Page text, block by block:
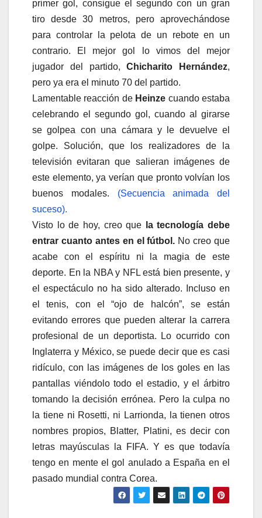
primer gol, consigue el segundo con un gran
tiro desde 30 metros, pero aprovechándose
para controlar la pelota de un rebote en un
contrario. El mejor gol lo vimos del mejor
jugador del partido,Chicharito Hernández,
pero ya era el minuto 70 del partido.
Lamentable reacción de Heinze cuando estaba
celebrando el segundo gol, cuando al girarse
se golpea con una cámara y le devuelve el
golpe. Solución, que los realizadores de la
televisión evitaran que salieran imágenes de
este elemento, ya verían que pronto volvían los
buenos modales. (Secuencia animada del
suceso).
Visto lo de hoy, creo que
la tecnología debe
entrar cuanto antes en el fútbol. No creo que
acabe con el espíritu ni la magia de este
deporte. En la NBA y NFL está bien presente, y
el espectáculo no ha sido alterado. Incluso en
el tenis, con el “ojo de halcón”, se están
evitando errores que pueden alterar la carrera
profesional de un deportista. Lo ocurrido con
Inglaterra y México, se puede decir que es casi
ridículo, con las imágenes de los goles en las
pantallas viéndolo todo el estadio, y el árbitro
tomando la decisión errónea. Pero la culpa no
la tiene ni Rosetti, ni Larrionda, la tienen otros
nombres propios, Blatter, Platini, es decir con
letras mayúsculas la FIFA. Y es que todavía
tengo en mente el gol anulado a España en el
pasado mundial contra Corea.